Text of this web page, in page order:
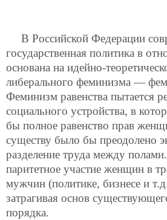
В Российской Федерации
государственная политика в
основана на идейно-
либерального феминизма —
Феминизм равенства пытается
социального устройства, в
бы полное равенство прав
существу было бы преодолено
разделение труда между
паритетное участие женщин в
мужчин (политике, бизнесе и
затрагивая основ
порядка.